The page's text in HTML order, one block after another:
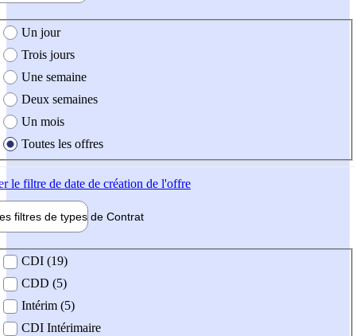
création de l'offre
Un jour
Trois jours
Une semaine
Deux semaines
Un mois
Toutes les offres
le filtre de date de création de l'offre
filtres de types de Contrat
contrat
CDI (19)
CDD (5)
Intérim (5)
CDI Intérimaire